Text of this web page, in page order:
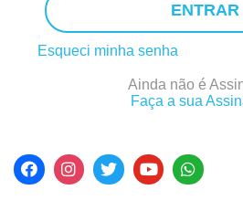
ENTRAR
Esqueci minha senha
Ainda não é
Faça a sua